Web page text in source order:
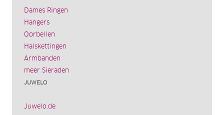
Dames Ringen
Hangers
Oorbellen
Halskettingen
Armbanden
meer Sieraden
JUWELO
Juwelo.de